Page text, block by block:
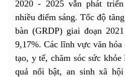
2020 - 2025 vẫn phát
nhiều điểm sáng. Tốc độ
bàn (GRDP) giai đoạn
9,17%. Các lĩnh vực văn
tạo, y tế, chăm sóc sức
quả nổi bật, an sinh xã